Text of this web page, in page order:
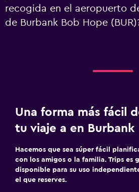
recogida en el aeropuerto
de Burbank Bob Hope
Una forma más fácil
tu viaje a en Burbank
Hacemos que sea súper fácil
con los amigos o la familia. Trips es
disponible para su uso
el que reserves.